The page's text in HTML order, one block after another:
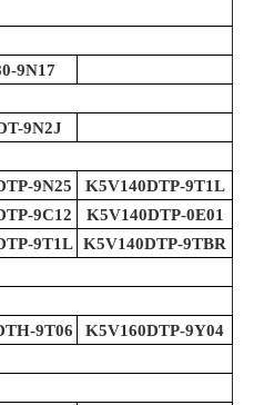
9N17
9N2J
9N25
K5V140DTP-9T1L
9C12
K5V140DTP-0E01
9T1L K5V140DTP-9TBR
9T06 K5V160DTP-9Y04